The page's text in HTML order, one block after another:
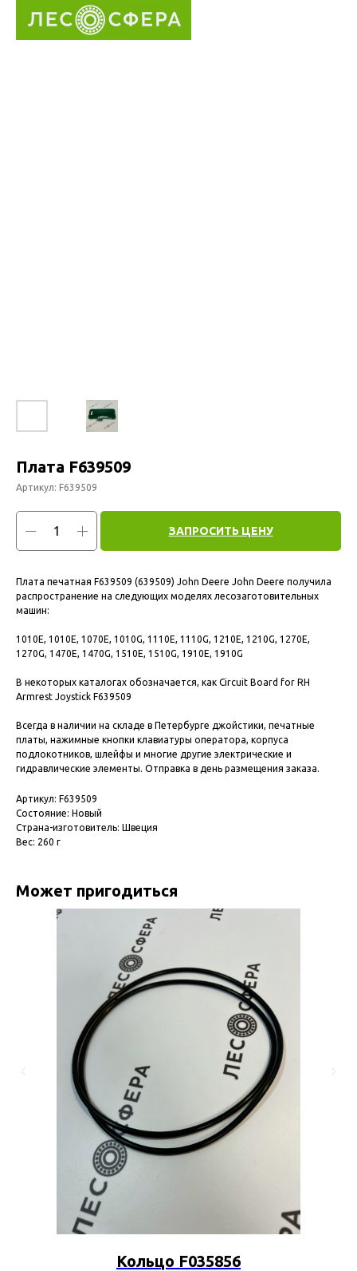
Плата F639509
Артикул: F639509
ЗАПРОСИТЬ ЦЕНУ
Плата печатная F639509 (639509) John Deere John Deere получила
распространение на следующих моделях лесозаготовительных
машин:
1010E, 1010E, 1070E, 1010G, 1110E, 1110G, 1210E, 1210G, 1270E,
1270G, 1470E, 1470G, 1510E, 1510G, 1910E, 1910G
В некоторых каталогах обозначается, как Circuit Board for RH
Armrest Joystick F639509
Всегда в наличии на складе в Петербурге джойстики, печатные
платы, нажимные кнопки клавиатуры оператора, корпуса
подлокотников, шлейфы и многие другие электрические и
гидравлические элементы. Отправка в день размещения заказа.
Артикул: F639509
Состояние: Новый
Страна-изготовитель: Швеция
Вес: 260 г
Может пригодиться
Кольцо F035856